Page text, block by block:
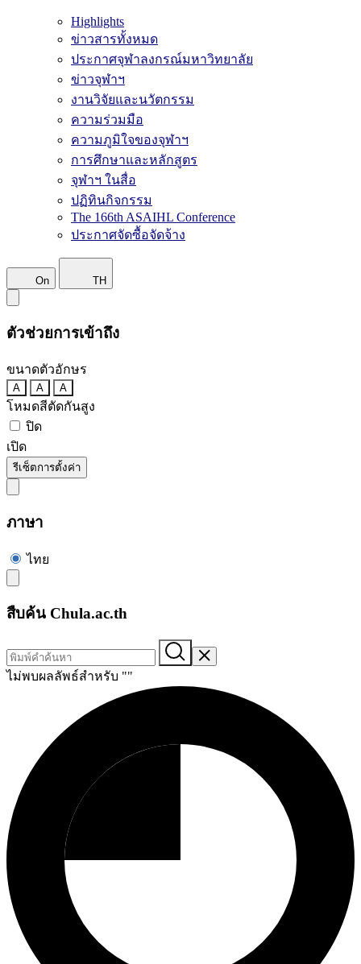
Highlights
ข่าวสารทั้งหมด
ประกาศจุฬาลงกรณ์มหาวิทยาลัย
ข่าวจุฬาฯ
งานวิจัยและนวัตกรรม
ความร่วมมือ
ความภูมิใจของจุฬาฯ
การศึกษาและหลักสูตร
จุฬาฯ ในสื่อ
ปฏิทินกิจกรรม
The 166th ASAIHL Conference
ประกาศจัดซื้อจัดจ้าง
On TH
ตัวช่วยการเข้าถึง
ขนาดตัวอักษร
A A A
โหมดสีตัดกันสูง
ปิด
เปิด
รีเซ็ตการตั้งค่า
ภาษา
ไทย
สืบค้น Chula.ac.th
ไม่พบผลลัพธ์สำหรับ ""